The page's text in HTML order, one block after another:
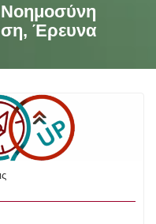
Νοημοσύνη
Έρευνα